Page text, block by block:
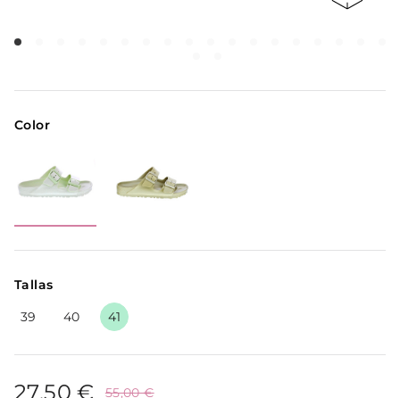
Color
Tallas
39
40 41
27,50 € 55,00 €